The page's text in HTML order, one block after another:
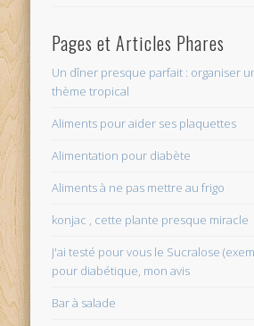
Pages et Articles Phares
Un dîner presque parfait : organiser
thème tropical
Aliments pour aider ses plaquettes
Alimentation pour diabète
Aliments à ne pas mettre au frigo
konjac , cette plante presque miracle
J'ai testé pour vous le Sucralose
pour diabétique, mon avis
Bar à salade